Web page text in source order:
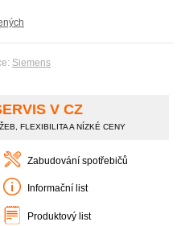
Siemens
V CZ
FLEXIBILITA A NÍZKÉ CENY
Zabudování spotřebičů
Informační list
Produktový list